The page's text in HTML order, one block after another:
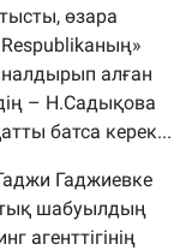
өзара
алған
– Н.Садықова
батса керек...
Гаджиевке
шабуылдың
агенттігінің